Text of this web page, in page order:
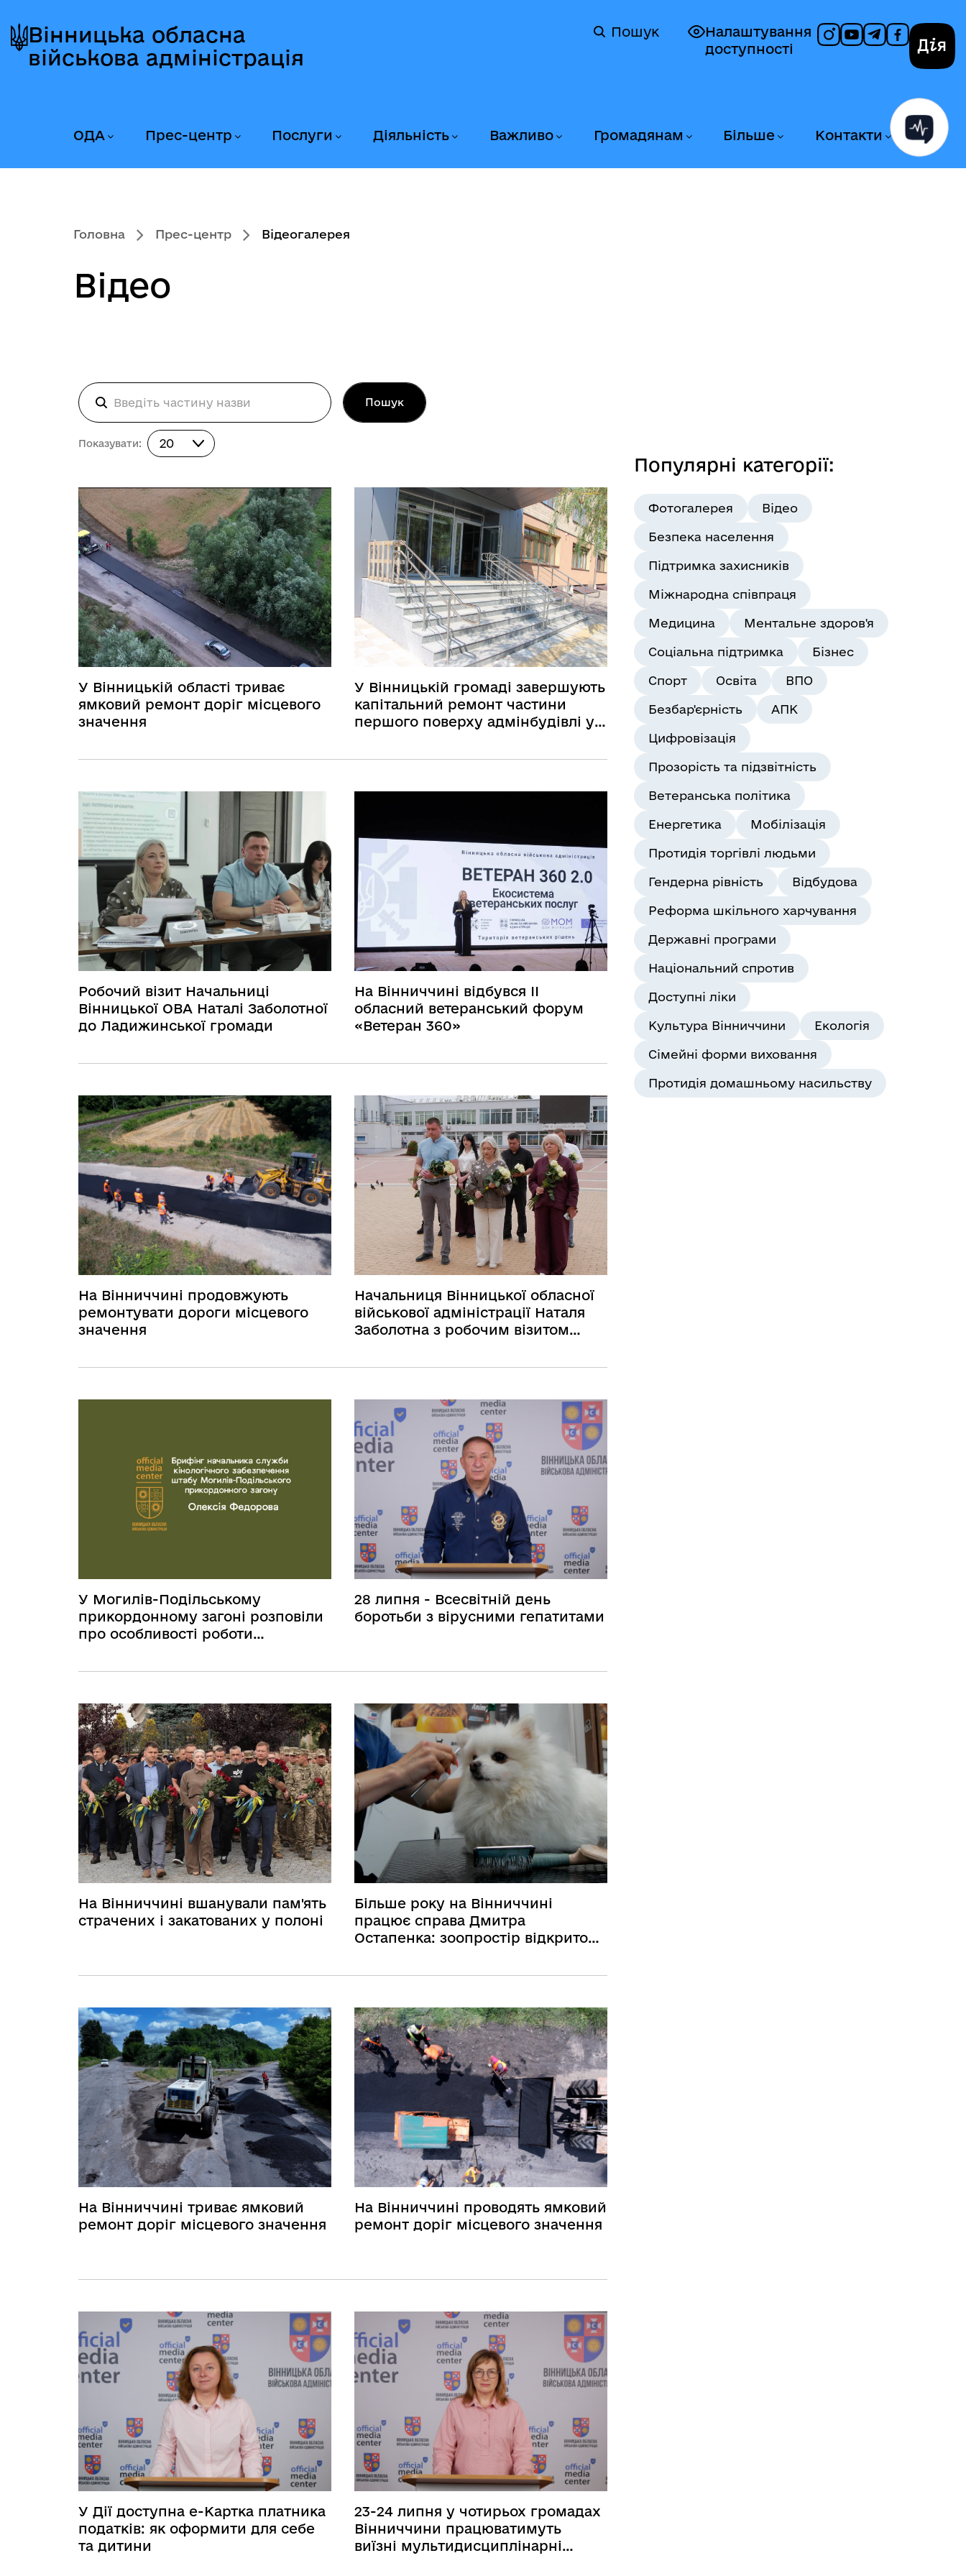
до
головного
до
головного
вмісту
до
головного
колонтитула
Вінницька обласна
військова адміністрація
Налаштування
доступності
Пошук
ОДА Прес-центр Послуги Діяльність Важливо Громадянам Більше Контакти
Головна Прес-центр Відеогалерея
Відео
Пошук
Показувати: Показувати:
20
У Вінницькій області триває
ямковий ремонт доріг місцевого
значення
У Вінницькій громаді завершують
капітальний ремонт частини
першого поверху адмінбудівлі у
Робочий візит Начальниці
Вінницької ОВА Наталі Заболотної
до Ладижинської громади
На Вінниччині відбувся ІІ
обласний ветеранський форум
«Ветеран 360»
На Вінниччині продовжують
ремонтувати дороги місцевого
значення
Начальниця Вінницької обласної
військової адміністрації Наталя
Заболотна з робочим візитом
У Могилів-Подільському
прикордонному загоні розповіли
про особливості роботи
профільну підготовку
28 липня - Всесвітній день
боротьби з вірусними гепатитами
На Вінниччині вшанували пам'ять
страчених і закатованих у полоні
Більше року на Вінниччині
працює справа Дмитра
Остапенка: зоопростір відкрито
ветеранського фонду
На Вінниччині триває ямковий
ремонт доріг місцевого значення
На Вінниччині проводять ямковий
ремонт доріг місцевого значення
У Дії доступна е-Картка платника
податків: як оформити для себе
та дитини
23-24 липня у чотирьох громадах
Вінниччини працюватимуть
виїзні мультидисциплінарні
Популярні категорії:
Фотогалерея Відео
Безпека населення
Підтримка захисників
Міжнародна співпраця
Медицина Ментальне здоров'я
Соціальна підтримка Бізнес
Спорт Освіта ВПО
Безбар'єрність АПК
Цифровізація
Прозорість та підзвітність
Ветеранська політика
Енергетика Мобілізація
Протидія торгівлі людьми
Гендерна рівність Відбудова
Реформа шкільного харчування
Державні програми
Національний спротив
Доступні ліки
Культура Вінниччини Екологія
Сімейні форми виховання
Протидія домашньому насильству